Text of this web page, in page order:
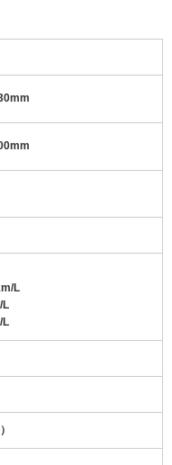
mm
mm
L
L
L